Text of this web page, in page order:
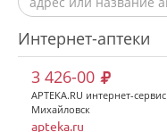
Интернет-аптеки
3 426-00
APTEKA.RU интернет-сервис
Михайловск
apteka.ru